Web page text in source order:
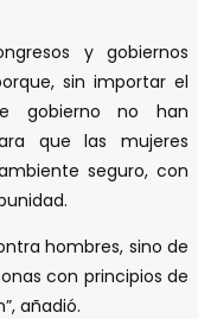
y gobiernos
sin importar el
gobierno no han
que las mujeres
seguro, con
hombres, sino de
con principios de
añadió.